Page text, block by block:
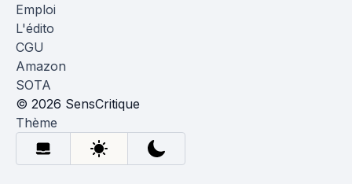
Emploi
L'édito
CGU
Amazon
SOTA
© 2026 SensCritique
Thème